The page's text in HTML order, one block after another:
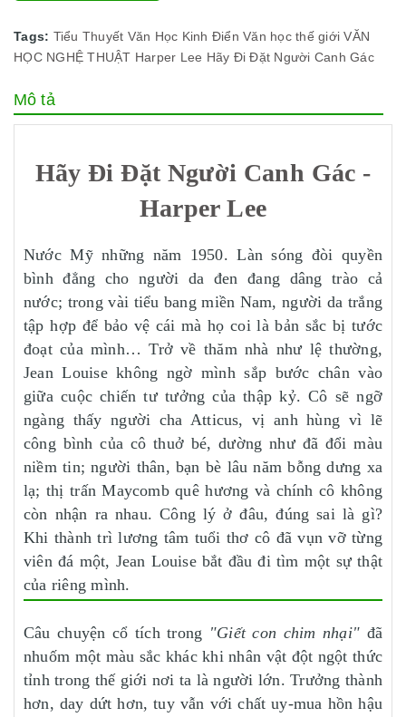
Tags: Tiểu Thuyết Văn Học Kinh Điển Văn học thế giới VĂN
HỌC NGHỆ THUẬT Harper Lee Hãy Đi Đặt Người Canh Gác
Mô tả
Hãy Đi Đặt Người Canh Gác -
Harper Lee
Nước Mỹ những năm 1950. Làn sóng đòi quyền
bình đẳng cho người da đen đang dâng trào cả
nước; trong vài tiểu bang miền Nam, người da trắng
tập hợp để bảo vệ cái mà họ coi là bản sắc bị tước
đoạt của mình… Trở về thăm nhà như lệ thường,
Jean Louise không ngờ mình sắp bước chân vào
giữa cuộc chiến tư tưởng của thập kỷ. Cô sẽ ngỡ
ngàng thấy người cha Atticus, vị anh hùng vì lẽ
công bình của cô thuở bé, dường như đã đổi màu
niềm tin; người thân, bạn bè lâu năm bỗng dưng xa
lạ; thị trấn Maycomb quê hương và chính cô không
còn nhận ra nhau. Công lý ở đâu, đúng sai là gì?
Khi thành trì lương tâm tuổi thơ cô đã vụn vỡ từng
viên đá một, Jean Louise bắt đầu đi tìm một sự thật
của riêng mình.
Câu chuyện cổ tích trong "Giết con chim nhại" đã
nhuốm một màu sắc khác khi nhân vật đột ngột thức
tỉnh trong thế giới nơi ta là người lớn. Trưởng thành
hơn, day dứt hơn, tuy vẫn với chất uy-mua hồn hậu